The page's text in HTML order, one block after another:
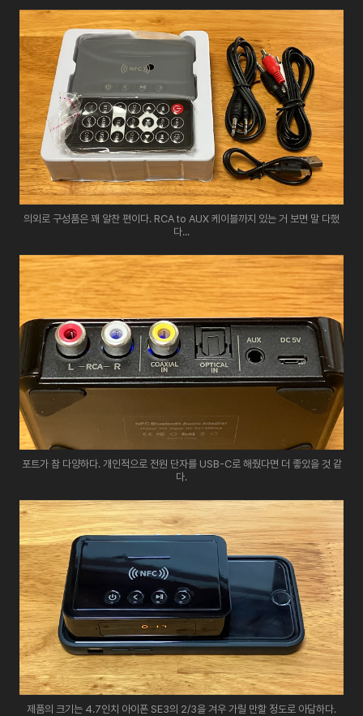
의외로 구성품은 꽤 알찬 편이다. RCA to AUX 케이블까지 있는 거 보면 말 다했
다...
포트가 참 다양하다. 개인적으로 전원 단자를 USB-C로 해줬다면 더 좋았을 것 같
다.
제품의 크기는 4.7인치 아이폰 SE3의 2/3을 겨우 가릴 만할 정도로 아담하다.